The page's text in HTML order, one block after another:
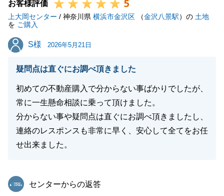
断をされたのだと思います。
改めて御礼申し上げます。
そして、先日はご友人のご紹介もありがとうございま
した。
り、有難い限りです。
そして現在はご実家の売却の相談を頂いておりますの
で、良いお話をお持ちできるように尽力させていただ
きます。
今後とも、何卒よろしくお願いいたします。
お客様評価 5
上大岡センター / 神奈川県 横浜市金沢区 （金沢八景駅）の 土地
を ご購入
S様
S様 2026年5月21日
疑問点は直ぐにお調べ頂きました
初めての不動産購入で分からない事ばかりでしたが、
常に一生懸命相談に乗って頂けました。
分からない事や疑問点は直ぐにお調べ頂きましたし、
連絡のレスポンスも非常に早く、安心して全てをお任
せ出来ました。
東急リバブル
センターからの返答